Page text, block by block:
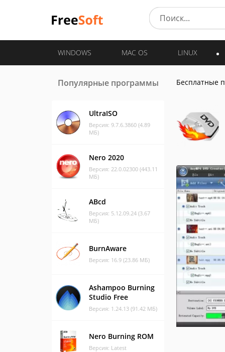
WINDOWS MAC OS LINUX
Популярные программы
UltraISO
Версия: 9.7.6.3860 (4.89
МБ)
Nero 2020
Версия: 22.0.02300 (443.11
МБ)
ABcd
Версия: 5.12.09.24 (3.67
МБ)
BurnAware
Версия: 16.9 (23.86 МБ)
Ashampoo Burning
Studio Free
Версия: 1.24.13 (91.42 МБ)
Nero Burning ROM
Версия: Latest
Бесплатные